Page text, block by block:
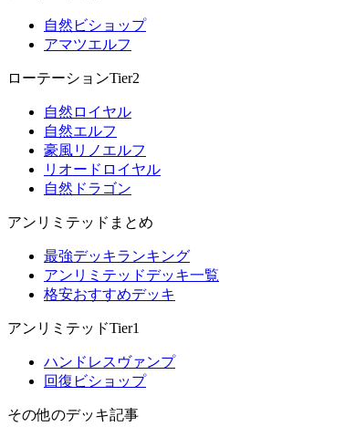
自然ビショップ
アマツエルフ
ローテーションTier2
自然ロイヤル
自然エルフ
豪風リノエルフ
リオードロイヤル
自然ドラゴン
アンリミテッドまとめ
最強デッキランキング
アンリミテッドデッキ一覧
格安おすすめデッキ
アンリミテッドTier1
ハンドレスヴァンプ
回復ビショップ
その他のデッキ記事